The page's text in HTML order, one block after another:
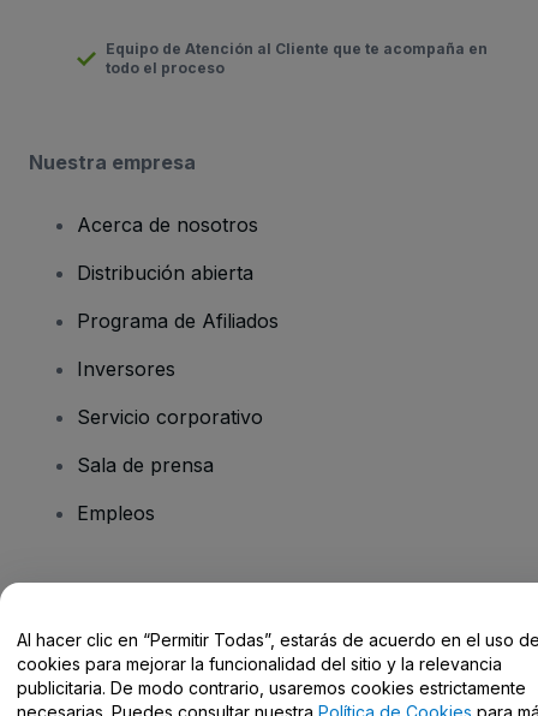
Equipo de Atención al Cliente que te acompaña en
todo el proceso
Nuestra empresa
Acerca de nosotros
Distribución abierta
Programa de Afiliados
Inversores
Servicio corporativo
Sala de prensa
Empleos
Centro de Ayuda / Contacto
Al hacer clic en “Permitir Todas”, estarás de acuerdo en el uso
cookies para mejorar la funcionalidad del sitio y la relevancia
publicitaria. De modo contrario, usaremos cookies estrictamente
necesarias. Puedes consultar nuestra Política de Cookies para